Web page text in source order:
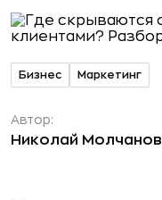
Бизнес Маркетинг
Автор:
Николай Молчанов